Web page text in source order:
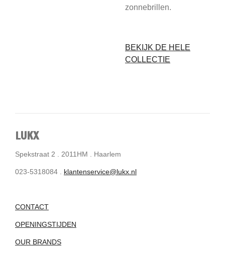
zonnebrillen.
BEKIJK DE HELE
COLLECTIE
LUKX
Spekstraat 2 . 2011HM . Haarlem
023-5318084 . klantenservice@lukx.nl
CONTACT
OPENINGSTIJDEN
OUR BRANDS